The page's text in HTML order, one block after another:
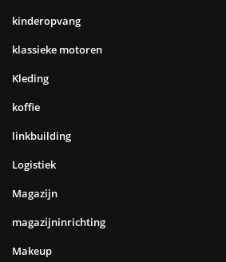
kinderopvang
klassieke motoren
Kleding
koffie
linkbuilding
Logistiek
Magazijn
magazijninrichting
Makeup